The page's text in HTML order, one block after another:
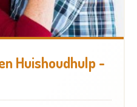
Huishoudhulp -